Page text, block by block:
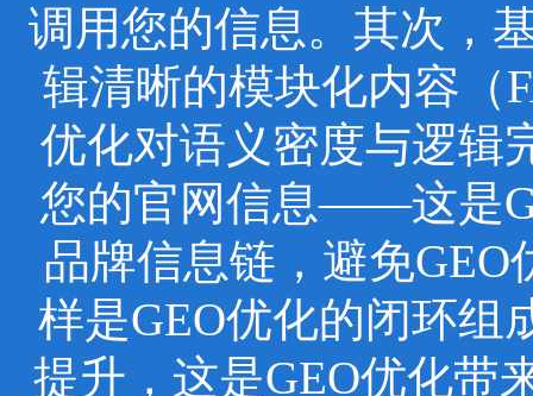
调用您的信息。其次，
辑清晰的模块化内容（
优化对语义密度与逻辑
您的官网信息——这是
品牌信息链，避免
样是GEO优化的闭环组
提升，这是GEO优化带